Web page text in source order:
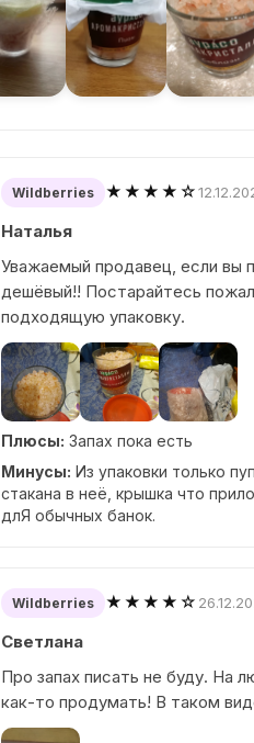
Wildberries ★★★★☆
Наталья
Уважаемый продавец, если вы
дешёвый!! Постарайтесь
подходящую упаковку.
Плюсы: Запах пока есть
Минусы: Из упаковки только
стакана в неё, крышка что
длЯ обычных банок.
Wildberries ★★★★☆
Светлана
Про запах писать не буду. На
как-то продумать! В таком